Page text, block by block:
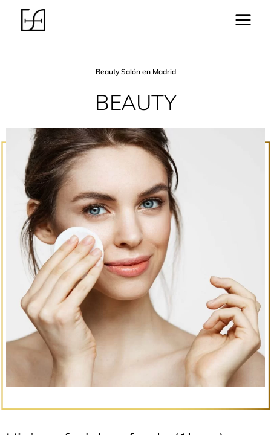
Main
Beauty Salón en Madrid
BEAUTY